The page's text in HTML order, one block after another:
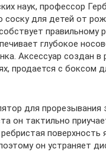
наук, профессор
соску для детей от
правильному
глубокое
Аксессуар создан в
продается с боксом
для прорезывания
он тактильно
поверхность
он устраняет